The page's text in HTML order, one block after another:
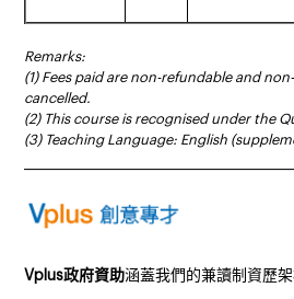
Remarks:
(1) Fees paid are non-refundable and
cancelled.
(2) This course is recognised under the
(3) Teaching Language: English
Vplus政府資助涵蓋我們的兼讀制資歷